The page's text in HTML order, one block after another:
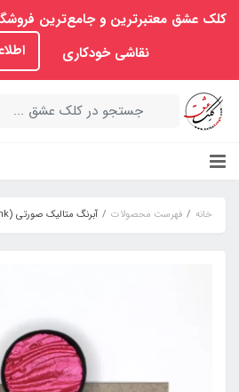
کلک عشق معتبرترین و جامع‌ترین
نقاشی خودکاری
خانه فهرست محصولات آبرنگ متالیک صورتی (Pink) - کد 14